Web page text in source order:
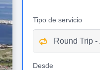
Tipo de servicio
Desde